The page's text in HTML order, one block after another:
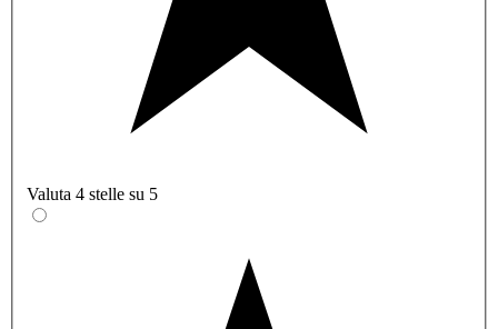
Valuta 4 stelle su 5